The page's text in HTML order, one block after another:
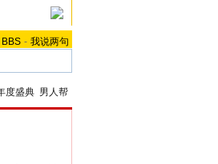
BBS - 我说两句
度盛典 男人帮